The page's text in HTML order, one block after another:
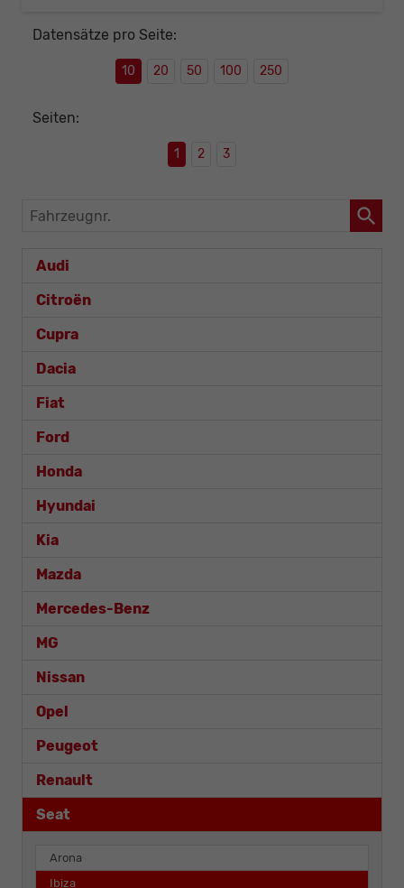
Datensätze pro Seite:
10 20 50 100 250
Seiten:
1 2 3
Fahrzeugnr.
Audi
Citroën
Cupra
Dacia
Fiat
Ford
Honda
Hyundai
Kia
Mazda
Mercedes-Benz
MG
Nissan
Opel
Peugeot
Renault
Seat
Arona
Ibiza